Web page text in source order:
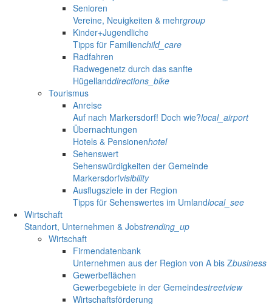
Senioren
Vereine, Neuigkeiten & mehrgroup
Kinder+Jugendliche
Tipps für Familienchild_care
Radfahren
Radwegenetz durch das sanfte
Hügellanddirections_bike
Tourismus
Anreise
Auf nach Markersdorf! Doch wie?local_airport
Übernachtungen
Hotels & Pensionenhotel
Sehenswert
Sehenswürdigkeiten der Gemeinde
Markersdorfvisibility
Ausflugsziele in der Region
Tipps für Sehenswertes im Umlandlocal_see
Wirtschaft
Standort, Unternehmen & Jobstrending_up
Wirtschaft
Firmendatenbank
Unternehmen aus der Region von A bis Zbusiness
Gewerbeflächen
Gewerbegebiete in der Gemeindestreetview
Wirtschaftsförderung